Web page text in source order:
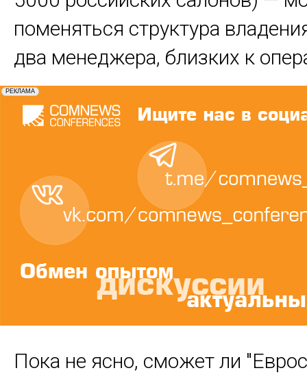
поменяться структура
два менеджера, близких к
Пока не ясно, сможет ли